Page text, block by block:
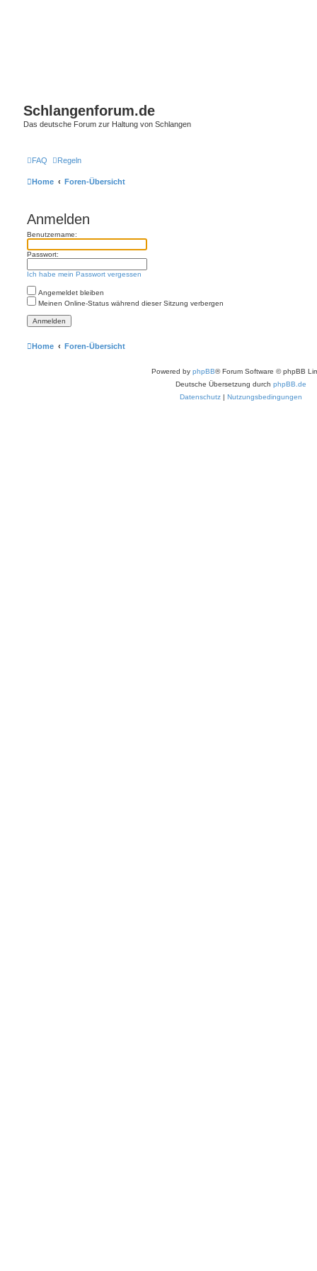
Schlangenforum.de
Das deutsche Forum zur Haltung von Schlangen
FAQ Regeln
Home Foren-Übersicht
Anmelden
Benutzername:
Passwort:
Ich habe mein Passwort vergessen
Angemeldet bleiben
Meinen Online-Status während dieser Sitzung verbergen
Home Foren-Übersicht
Powered by phpBB® Forum Software © phpBB
Deutsche Übersetzung durch phpBB.de
Datenschutz | Nutzungsbedingungen